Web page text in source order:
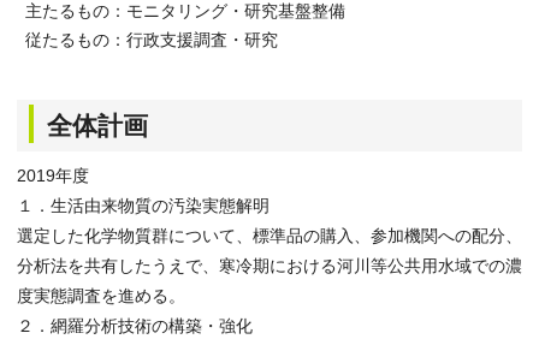
主たるもの：モニタリング・研究基盤整備
従たるもの：行政支援調査・研究
全体計画
2019年度
１．生活由来物質の汚染実態解明
選定した化学物質群について、標準品の購入、参加機関への配分、
分析法を共有したうえで、寒冷期における河川等公共用水域での濃
度実態調査を進める。
２．網羅分析技術の構築・強化